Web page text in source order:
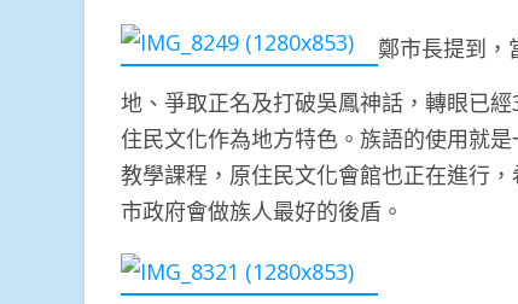
鄭市長提到，
地、爭取正名及打破吳鳳神話，轉眼已
住民文化作為地方特色。族語的使用就
教學課程，原住民文化會館也正在進行
市政府會做族人最好的後盾。